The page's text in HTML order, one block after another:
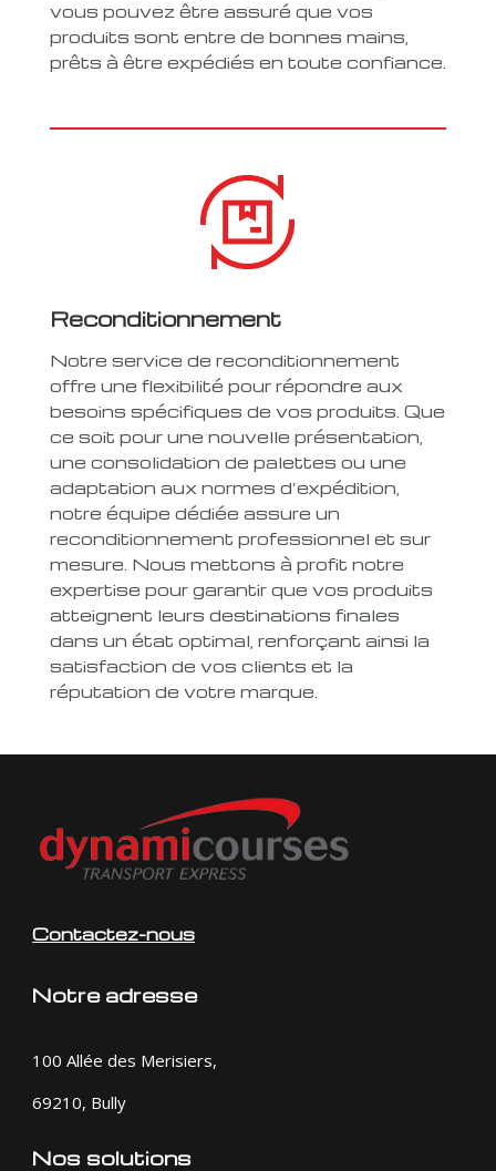
vous pouvez être assuré que vos
produits sont entre de bonnes mains,
prêts à être expédiés en toute confiance.
Reconditionnement
Notre service de reconditionnement
offre une flexibilité pour répondre aux
besoins spécifiques de vos produits. Que
ce soit pour une nouvelle présentation,
une consolidation de palettes ou une
adaptation aux normes d’expédition,
notre équipe dédiée assure un
reconditionnement professionnel et sur
mesure. Nous mettons à profit notre
expertise pour garantir que vos produits
atteignent leurs destinations finales
dans un état optimal, renforçant ainsi la
satisfaction de vos clients et la
réputation de votre marque.
Contactez-nous
Notre adresse
100 Allée des Merisiers,
69210, Bully
Nos solutions